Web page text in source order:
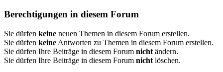
Berechtigungen in diesem Forum
Sie dürfen keine neuen Themen in diesem Forum erstellen.
Sie dürfen keine Antworten zu Themen in diesem Forum erstellen.
Sie dürfen Ihre Beiträge in diesem Forum nicht ändern.
Sie dürfen Ihre Beiträge in diesem Forum nicht löschen.